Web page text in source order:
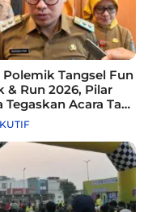
Polemik Tangsel Fun
& Run 2026, Pilar
Tegaskan Acara Tak
Pemkot